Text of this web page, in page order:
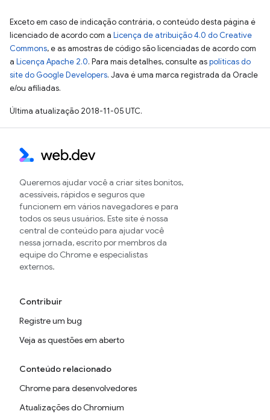
Exceto em caso de indicação contrária, o conteúdo desta página é
licenciado de acordo com a Licença de atribuição 4.0 do Creative
Commons, e as amostras de código são licenciadas de acordo com
a Licença Apache 2.0. Para mais detalhes, consulte aspolíticas do
site do Google Developers. Java é uma marca registrada da Oracle
e/ou afiliadas.
Última atualização 2018-11-05 UTC.
Queremos ajudar você a criar sites bonitos,
acessíveis, rápidos e seguros que
funcionem em vários navegadores e para
todos os seus usuários. Este site é nossa
central de conteúdo para ajudar você
nessa jornada, escrito por membros da
equipe do Chrome e especialistas
externos.
Contribuir
Registre um bug
Veja as questões em aberto
Conteúdo relacionado
Chrome para desenvolvedores
Atualizações do Chromium